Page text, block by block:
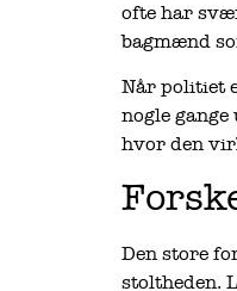
ofte har
bagmænd
Når politiet
nogle
hvor den
Den store
stoltheden.